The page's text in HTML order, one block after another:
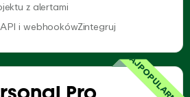
z alertami
i webhookówZintegrujEARLY ze